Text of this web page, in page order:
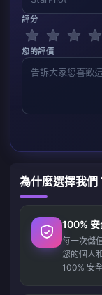
評分
您的評價
為什麼選擇我們
100%
每一次儲
您的個人
100% 安